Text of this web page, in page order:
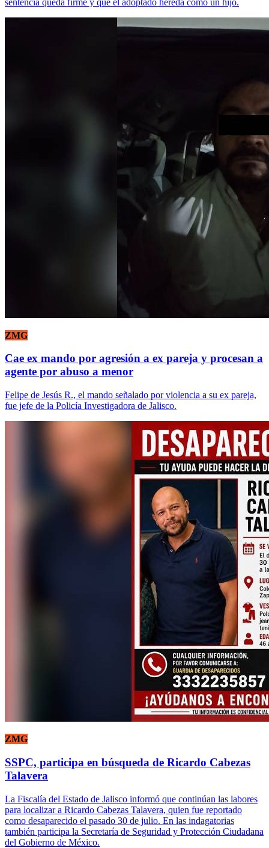
ZMG
Cae ex mando por agresión a ex pareja y procesan a
agente por abuso a menor
Felipe de Jesús R., el mando señalado por violencia a su ex pareja,
fue jefe de la Policía Investigadora de Jalisco.
ZMG
SSPC, participa en búsqueda de Ricardo Cabezas
Talavera
La Fiscalía del Estado de Jalisco informó que continúan las labores
para localizar a Ricardo Cabezas Talavera, quien fue reportado
como desaparecido el pasado 30 de julio. En las indagatorias
también participa la Secretaría de Seguridad y Protección Ciudadana
del Gobierno de México.